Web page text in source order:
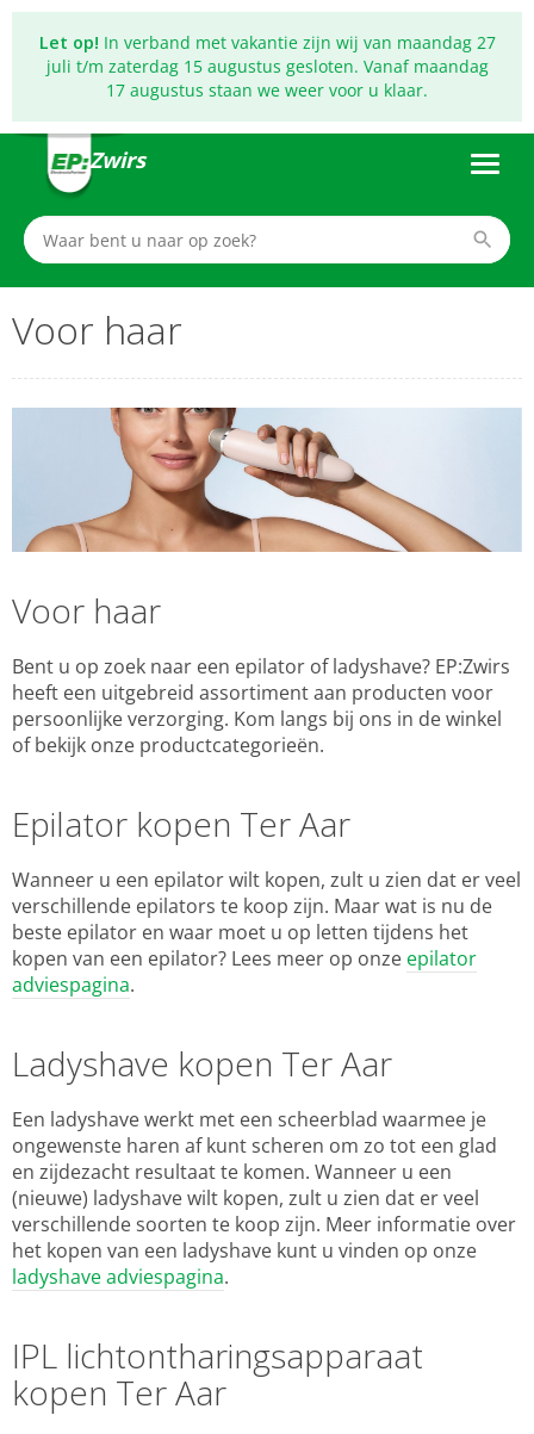
Let op! In verband met vakantie zijn wij van maandag 27
juli t/m zaterdag 15 augustus gesloten. Vanaf maandag
17 augustus staan we weer voor u klaar.
Zwirs
Voor haar
Voor haar
Bent u op zoek naar een epilator of ladyshave? EP:Zwirs
heeft een uitgebreid assortiment aan producten voor
persoonlijke verzorging. Kom langs bij ons in de winkel
of bekijk onze productcategorieën.
Epilator kopen Ter Aar
Wanneer u een epilator wilt kopen, zult u zien dat er veel
verschillende epilators te koop zijn. Maar wat is nu de
beste epilator en waar moet u op letten tijdens het
kopen van een epilator? Lees meer op onze epilator
adviespagina.
Ladyshave kopen Ter Aar
Een ladyshave werkt met een scheerblad waarmee je
ongewenste haren af kunt scheren om zo tot een glad
en zijdezacht resultaat te komen. Wanneer u een
(nieuwe) ladyshave wilt kopen, zult u zien dat er veel
verschillende soorten te koop zijn. Meer informatie over
het kopen van een ladyshave kunt u vinden op onze
ladyshave adviespagina.
IPL lichtontharingsapparaat
kopen Ter Aar